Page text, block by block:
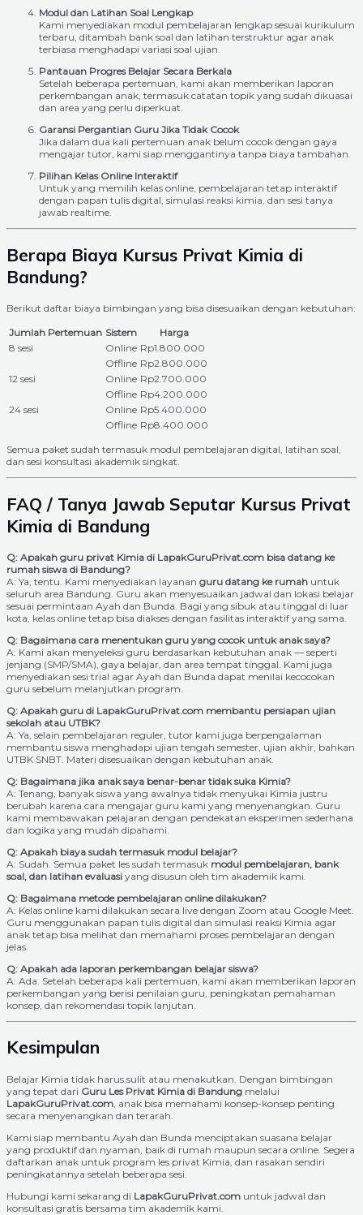
Modul dan Latihan Soal Lengkap
Kami menyediakan modul pembelajaran lengkap sesuai kurikulum
terbaru, ditambah bank soal dan latihan terstruktur agar anak
terbiasa menghadapi variasi soal ujian.
Pantauan Progres Belajar Secara Berkala
Setelah beberapa pertemuan, kami akan memberikan laporan
perkembangan anak, termasuk catatan topik yang sudah dikuasai
dan area yang perlu diperkuat.
Garansi Pergantian Guru Jika Tidak Cocok
Jika dalam dua kali pertemuan anak belum cocok dengan gaya
mengajar tutor, kami siap menggantinya tanpa biaya tambahan.
Pilihan Kelas Online Interaktif
Untuk yang memilih kelas online, pembelajaran tetap interaktif
dengan papan tulis digital, simulasi reaksi kimia, dan sesi tanya
jawab realtime.
Berapa Biaya Kursus Privat Kimia di
Bandung?
Berikut daftar biaya bimbingan yang bisa disesuaikan dengan kebutuhan:
Jumlah Pertemuan Sistem
Harga
8 sesi
Online Rp1.800.000
Offline Rp2.800.000
12 sesi
Online Rp2.700.000
Offline Rp4.200.000
24 sesi
Online Rp5.400.000
Offline Rp8.400.000
Semua paket sudah termasuk modul pembelajaran digital, latihan soal,
dan sesi konsultasi akademik singkat.
FAQ / Tanya Jawab Seputar Kursus Privat
Kimia di Bandung
Q: Apakah guru privat Kimia di LapakGuruPrivat.com bisa datang ke
rumah siswa di Bandung?
A: Ya, tentu. Kami menyediakan layanan guru datang ke rumah untuk
seluruh area Bandung. Guru akan menyesuaikan jadwal dan lokasi belajar
sesuai permintaan Ayah dan Bunda. Bagi yang sibuk atau tinggal di luar
kota, kelas online tetap bisa diakses dengan fasilitas interaktif yang sama.
Q: Bagaimana cara menentukan guru yang cocok untuk anak saya?
A: Kami akan menyeleksi guru berdasarkan kebutuhan anak — seperti
jenjang (SMP/SMA), gaya belajar, dan area tempat tinggal. Kami juga
menyediakan sesi trial agar Ayah dan Bunda dapat menilai kecocokan
guru sebelum melanjutkan program.
Q: Apakah guru di LapakGuruPrivat.com membantu persiapan ujian
sekolah atau UTBK?
A: Ya, selain pembelajaran reguler, tutor kami juga berpengalaman
membantu siswa menghadapi ujian tengah semester, ujian akhir, bahkan
UTBK SNBT. Materi disesuaikan dengan kebutuhan anak.
Q: Bagaimana jika anak saya benar-benar tidak suka Kimia?
A: Tenang, banyak siswa yang awalnya tidak menyukai Kimia justru
berubah karena cara mengajar guru kami yang menyenangkan. Guru
kami membawakan pelajaran dengan pendekatan eksperimen sederhana
dan logika yang mudah dipahami.
Q: Apakah biaya sudah termasuk modul belajar?
A: Sudah. Semua paket les sudah termasuk modul pembelajaran, bank
soal, dan latihan evaluasi yang disusun oleh tim akademik kami.
Q: Bagaimana metode pembelajaran online dilakukan?
A: Kelas online kami dilakukan secara live dengan Zoom atau Google Meet.
Guru menggunakan papan tulis digital dan simulasi reaksi Kimia agar
anak tetap bisa melihat dan memahami proses pembelajaran dengan
jelas.
Q: Apakah ada laporan perkembangan belajar siswa?
A: Ada. Setelah beberapa kali pertemuan, kami akan memberikan laporan
perkembangan yang berisi penilaian guru, peningkatan pemahaman
konsep, dan rekomendasi topik lanjutan.
Kesimpulan
Belajar Kimia tidak harus sulit atau menakutkan. Dengan bimbingan
yang tepat dari Guru Les Privat Kimia di Bandung melalui
LapakGuruPrivat.com , anak bisa memahami konsep-konsep penting
secara menyenangkan dan terarah.
Kami siap membantu Ayah dan Bunda menciptakan suasana belajar
yang produktif dan nyaman, baik di rumah maupun secara online. Segera
daftarkan anak untuk program les privat Kimia, dan rasakan sendiri
peningkatannya setelah beberapa sesi.
Hubungi kami sekarang di LapakGuruPrivat.com untuk jadwal dan
konsultasi gratis bersama tim akademik kami.